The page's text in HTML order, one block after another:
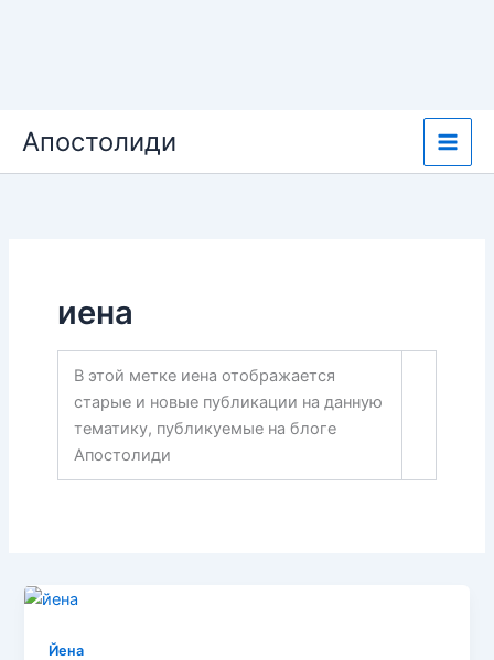
содержимому
Апостолиди
иена
В этой метке иена отображается
старые и новые публикации на данную
тематику, публикуемые на блоге
Апостолиди
Йена